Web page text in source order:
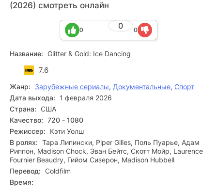
(2026) смотреть онлайн
0
0 0
Название: Glitter & Gold: Ice Dancing
7.6
Жанр: Зарубежные сериалы, Документальные, Спорт
Дата выхода:
1 февраля 2026
Страна: США
Качество: 720 - 1080
Режиссер:
Кэти Уолш
В ролях: Тара Липински, Piper Gilles, Поль Пуарье, Адам
Риппон, Madison Chock, Эван Бейтс, Скотт Мойр, Laurence
Fournier Beaudry, Гийом Сизерон, Madison Hubbell
Перевод: Coldfilm
Время: